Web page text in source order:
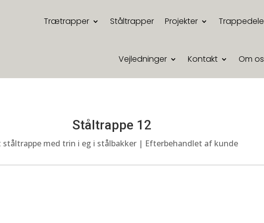
Trætrapper Ståltrapper Projekter Trappedele
Vejledninger Kontakt Om os
Ståltrappe 12
ståltrappe med trin i eg i stålbakker | Efterbehandlet af kunde